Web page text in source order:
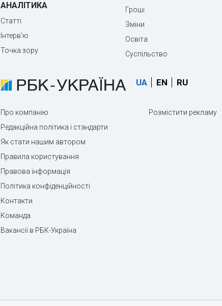
АНАЛІТИКА
Статті
Інтерв'ю
Точка зору
Гроші
Зміни
Освіта
Суспільство
UA EN RU
Про компанію
Редакційна політика і стандарти
Як стати нашим автором
Правила користування
Правова інформація
Політика конфіденційності
Контакти
Команда
Вакансії в РБК-Україна
Розмістити рекламу